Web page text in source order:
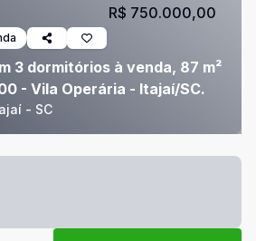
3 dormitórios à venda, 87 m²
- Vila Operária - Itajaí/SC.
- SC
R$ 750.000,00